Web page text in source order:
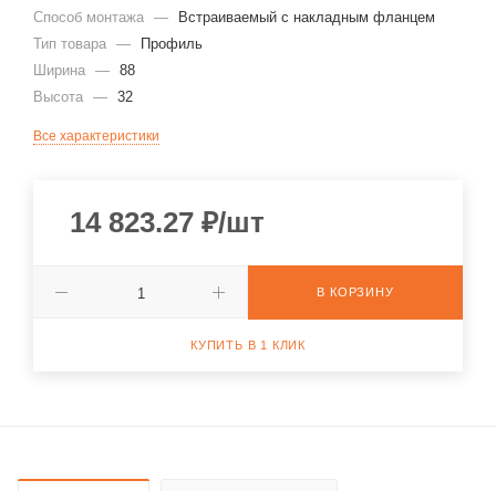
Способ монтажа —
Встраиваемый с накладным фланцем
Тип товара —
Профиль
Ширина — 88
Высота — 32
Все характеристики
14 823.27 ₽/шт
В КОРЗИНУ
КУПИТЬ В 1 КЛИК